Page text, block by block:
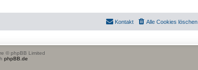
Alle Cookies löschen
Kontakt
© phpBB Limited
phpBB.de